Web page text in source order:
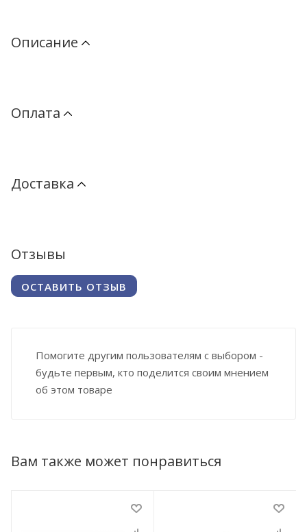
Описание
Оплата
Доставка
Отзывы
ОСТАВИТЬ ОТЗЫВ
Помогите другим пользователям с выбором -
будьте первым, кто поделится своим мнением
об этом товаре
Вам также может понравиться